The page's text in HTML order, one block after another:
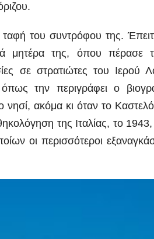
του συντρόφου της.
της, όπου πέρασε
σε στρατιώτες του Ιερού
την περιγράφει ο
νησί, ακόμα κι όταν το
της Ιταλίας, το
οι περισσότεροι